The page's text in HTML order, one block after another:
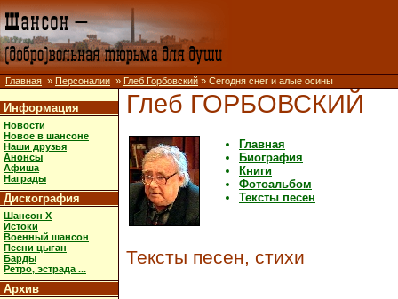
Главная » Персоналии » Глеб Горбовский » Сегодня снег и алые осины
Информация
Новости
Новое в шансоне
Наши друзья
Анонсы
Афиша
Награды
Дискография
Шансон X
Истоки
Военный шансон
Песни цыган
Барды
Ретро, эстрада ...
Архив
Глеб ГОРБОВСКИЙ
Главная
Биография
Книги
Фотоальбом
Тексты песен
Тексты песен, стихи